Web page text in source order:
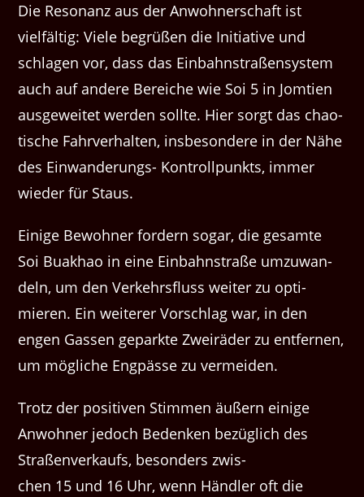
Die Res­o­nanz aus der Anwohn­er­schaft ist
vielfältig: Viele begrüßen die Ini­tia­tive und
schla­gen vor, dass das Ein­bahn­straßen­sys­tem
auch auf andere Bere­iche wie Soi 5 in Jom­tien
aus­geweit­et wer­den sollte. Hier sorgt das chao­
tis­che Fahrver­hal­ten, ins­beson­dere in der Nähe
des Ein­wan­derungs- Kon­trollpunk­ts, immer
wieder für Staus.
Einige Bewohn­er fordern sog­ar, die gesamte
Soi Buakhao in eine Ein­bahn­straße umzuwan­
deln, um den Verkehrs­fluss weit­er zu opti­
mieren. Ein weit­er­er Vorschlag war, in den
engen Gassen gepark­te Zweiräder zu ent­fer­nen,
um mögliche Eng­pässe zu vermeiden.
Trotz der pos­i­tiv­en Stim­men äußern einige
Anwohn­er jedoch Bedenken bezüglich des
Straßen­verkaufs, beson­ders zwis­
chen 15 und 16 Uhr, wenn Händler oft die